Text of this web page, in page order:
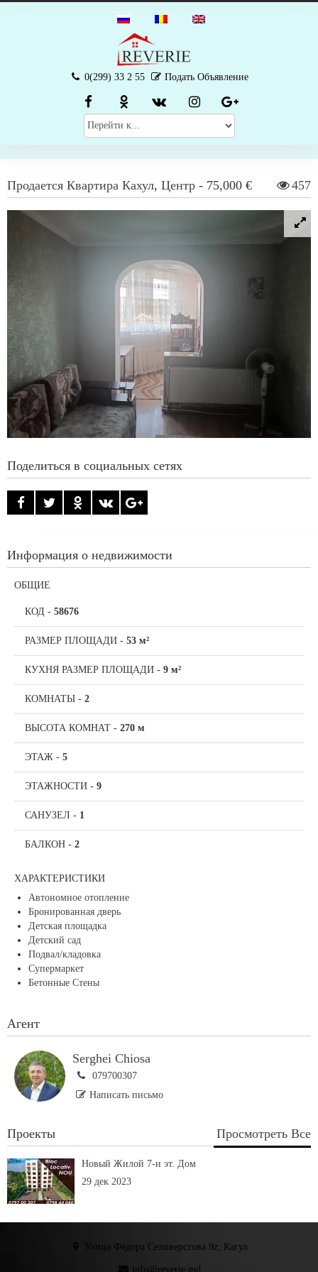
0(299) 33 2 55 Подать Объявление
Продается Квартира Кахул, Центр - 75,000 € 457
Поделиться в социальных сетях
Информация о недвижимости
ОБЩИЕ
КОД - 58676
РАЗМЕР ПЛОЩАДИ - 53 м²
КУХНЯ РАЗМЕР ПЛОЩАДИ - 9 м²
КОМНАТЫ - 2
ВЫСОТА КОМНАТ - 270 м
ЭТАЖ - 5
ЭТАЖНОСТИ - 9
САНУЗЕЛ - 1
БАЛКОН - 2
ХАРАКТЕРИСТИКИ
Автономное отопление
Бронированная дверь
Детская площадка
Детский сад
Подвал/кладовка
Супермаркет
Бетонные Стены
Агент
Serghei Chiosa
079700307
Написать письмо
Проекты Просмотреть Все
Новый Жилой 7-и эт. Дом
29 дек 2023
Улица Фёдора Селиверстова 9z, Кагул
info@reverie.md